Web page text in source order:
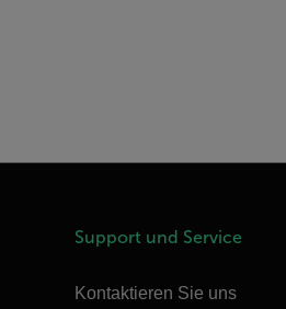
Support und Service
Kontaktieren Sie uns